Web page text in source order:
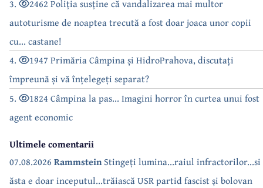
3.
2462 Poliția susține că vandalizarea mai multor
autoturisme de noaptea trecută a fost doar joaca unor copii
cu... castane!
4.
1947 Primăria Câmpina și HidroPrahova, discutați
împreună și vă înțelegeți separat?
5.
1824 Câmpina la pas... Imagini horror în curtea unui fost
agent economic
Ultimele comentarii
07.08.2026 RammsteinStingeți lumina...raiul infractorilor...si
ăsta e doar inceputul...trăiască USR partid fascist și bolovan